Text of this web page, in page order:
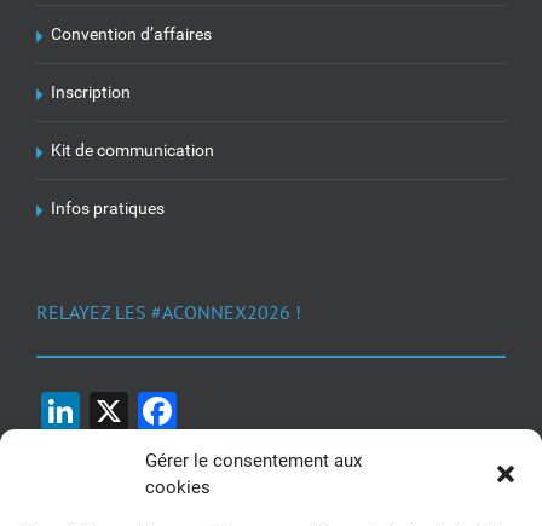
Gérer le consentement aux
cookies
Convention d’affaires
Inscription
Kit de communication
Infos pratiques
RELAYEZ LES #ACONNEX2026 !
LinkedIn
X